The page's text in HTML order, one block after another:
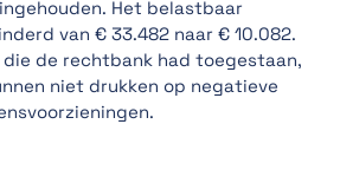
Het belastbaar
van € 33.482 naar € 10.082.
de rechtbank had toegestaan,
niet drukken op negatieve